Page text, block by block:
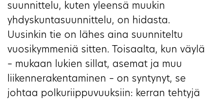
suunnittelu, kuten yleensä muukin
yhdyskuntasuunnittelu, on hidasta.
Uusinkin tie on lähes aina suunniteltu
vuosikymmeniä sitten. Toisaalta, kun väylä
– mukaan lukien sillat, asemat ja muu
liikennerakentaminen – on syntynyt, se
johtaa polkuriippuvuuksiin: kerran tehtyjä